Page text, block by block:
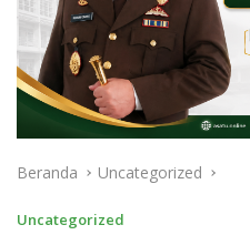
Beranda Uncategorized
Uncategorized